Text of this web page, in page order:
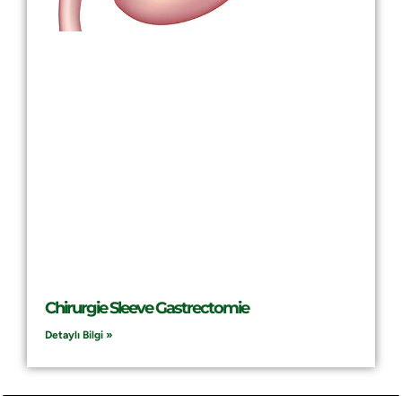
Chirurgie Sleeve Gastrectomie
Detaylı Bilgi »